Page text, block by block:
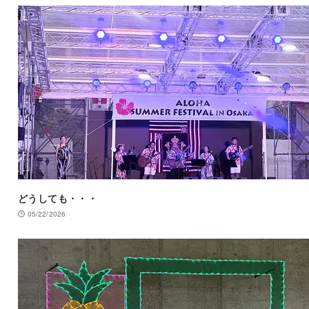
どうしても・・・
05/22/2026